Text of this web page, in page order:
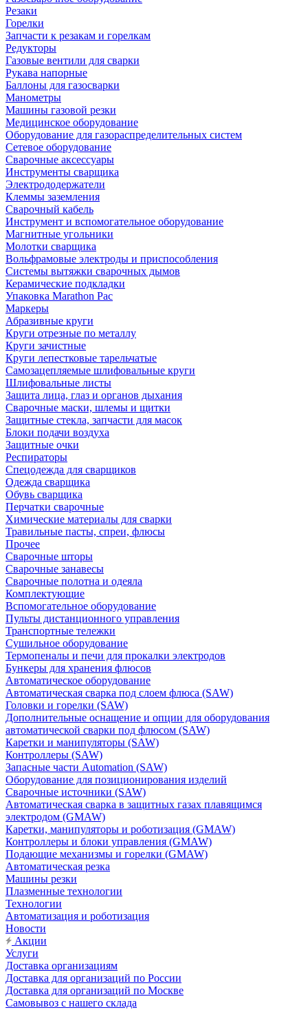
Резаки
Горелки
Запчасти к резакам и горелкам
Редукторы
Газовые вентили для сварки
Рукава напорные
Баллоны для газосварки
Манометры
Машины газовой резки
Медицинское оборудование
Оборудование для газораспределительных систем
Сетевое оборудование
Сварочные аксессуары
Инструменты сварщика
Электрододержатели
Клеммы заземления
Сварочный кабель
Инструмент и вспомогательное оборудование
Магнитные угольники
Молотки сварщика
Вольфрамовые электроды и приспособления
Системы вытяжки сварочных дымов
Керамические подкладки
Упаковка Marathon Pac
Маркеры
Абразивные круги
Круги отрезные по металлу
Круги зачистные
Круги лепестковые тарельчатые
Самозацепляемые шлифовальные круги
Шлифовальные листы
Защита лица, глаз и органов дыхания
Сварочные маски, шлемы и щитки
Защитные стекла, запчасти для масок
Блоки подачи воздуха
Защитные очки
Респираторы
Спецодежда для сварщиков
Одежда сварщика
Обувь сварщика
Перчатки сварочные
Химические материалы для сварки
Травильные пасты, спреи, флюсы
Прочее
Сварочные шторы
Сварочные занавесы
Сварочные полотна и одеяла
Комплектующие
Вспомогательное оборудование
Пульты дистанционного управления
Транспортные тележки
Сушильное оборудование
Термопеналы и печи для прокалки электродов
Бункеры для хранения флюсов
Автоматическое оборудование
Автоматическая сварка под слоем флюса (SAW)
Головки и горелки (SAW)
Дополнительные оснащение и опции для оборудования
автоматической сварки под флюсом (SAW)
Каретки и манипуляторы (SAW)
Контроллеры (SAW)
Запасные части Automation (SAW)
Оборудование для позиционирования изделий
Сварочные источники (SAW)
Автоматическая сварка в защитных газах плавящимся
электродом (GMAW)
Каретки, манипуляторы и роботизация (GMAW)
Контроллеры и блоки управления (GMAW)
Подающие механизмы и горелки (GMAW)
Автоматическая резка
Машины резки
Плазменные технологии
Технологии
Автоматизация и роботизация
Новости
Акции
Услуги
Доставка организациям
Доставка для организаций по России
Доставка для организаций по Москве
Самовывоз с нашего склада